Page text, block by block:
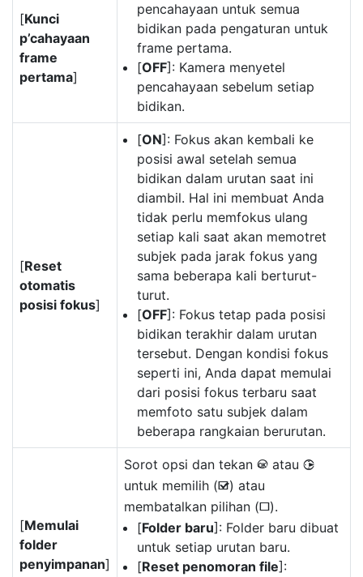
[Kunci
p’cahayaan
frame
pertama]
pencahayaan untuk semua
bidikan pada pengaturan untuk
frame pertama.
[OFF]: Kamera menyetel
pencahayaan sebelum setiap
bidikan.
[Reset
otomatis
posisi fokus]
[ON]: Fokus akan kembali ke
posisi awal setelah semua
bidikan dalam urutan saat ini
diambil. Hal ini membuat Anda
tidak perlu memfokus ulang
setiap kali saat akan memotret
subjek pada jarak fokus yang
sama beberapa kali berturut-
turut.
[OFF]: Fokus tetap pada posisi
bidikan terakhir dalam urutan
tersebut. Dengan kondisi fokus
seperti ini, Anda dapat memulai
dari posisi fokus terbaru saat
memfoto satu subjek dalam
beberapa rangkaian berurutan.
[Memulai
folder
penyimpanan]
Sorot opsi dan tekan J atau 2
untuk memilih (M) atau
membatalkan pilihan (U).
[Folder baru]: Folder baru dibuat
untuk setiap urutan baru.
[Reset penomoran file]: